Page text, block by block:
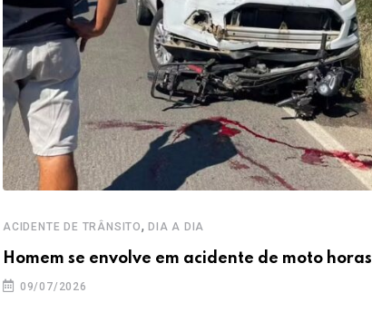
ACIDENTE DE TRÂNSITO, DIA A DIA
Homem se envolve em acidente de moto horas
09/07/2026